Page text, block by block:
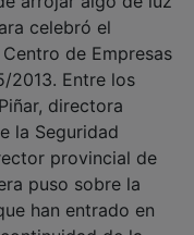
celebró el
de Empresas
2013. Entre los
directora
la Seguridad
provincial de
puso sobre la
han entrado en
de la